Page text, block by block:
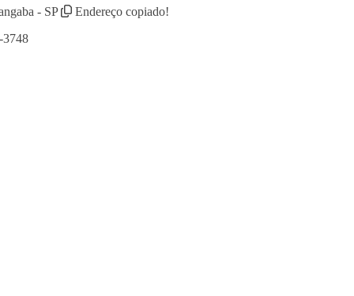
- SP
Endereço copiado!
3748